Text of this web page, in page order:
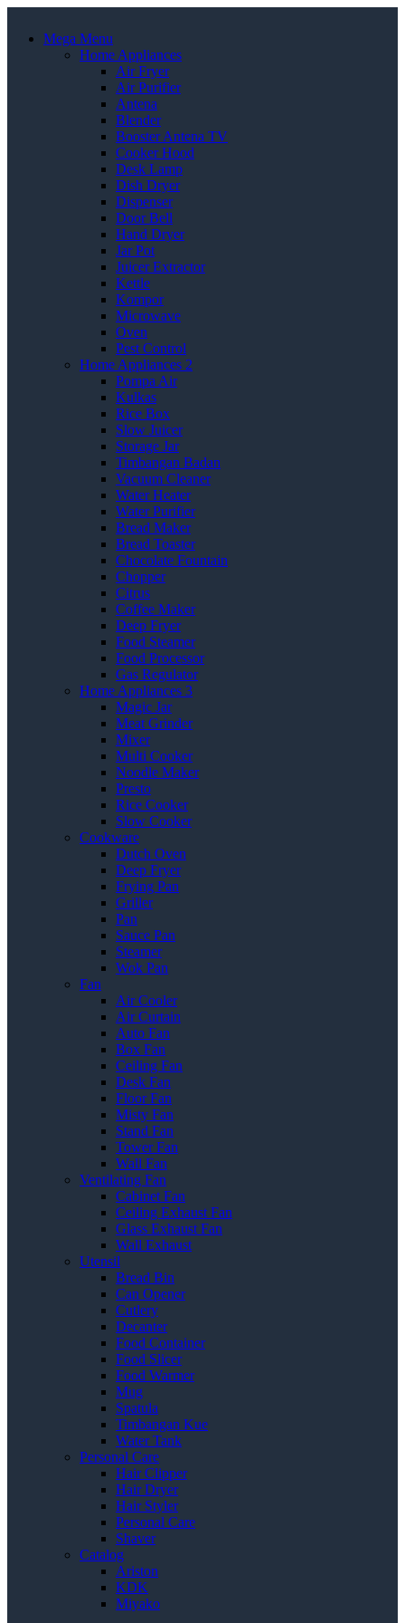
Mega Menu
Home Appliances
Air Fryer
Air Purifier
Antena
Blender
Booster Antena TV
Cooker Hood
Desk Lamp
Dish Dryer
Dispenser
Door Bell
Hand Dryer
Jar Pot
Juicer Extractor
Kettle
Kompor
Microwave
Oven
Pest Control
Home Appliances 2
Pompa Air
Kulkas
Rice Box
Slow Juicer
Storage Jar
Timbangan Badan
Vacuum Cleaner
Water Heater
Water Purifier
Bread Maker
Bread Toaster
Chocolate Fountain
Chopper
Citrus
Coffee Maker
Deep Fryer
Food Steamer
Food Processor
Gas Regulator
Home Appliances 3
Magic Jar
Meat Grinder
Mixer
Multi Cooker
Noodle Maker
Presto
Rice Cooker
Slow Cooker
Cookware
Dutch Oven
Deep Fryer
Frying Pan
Griller
Pan
Sauce Pan
Steamer
Wok Pan
Fan
Air Cooler
Air Curtain
Auto Fan
Box Fan
Ceiling Fan
Desk Fan
Floor Fan
Misty Fan
Stand Fan
Tower Fan
Wall Fan
Ventilating Fan
Cabinet Fan
Ceiling Exhaust Fan
Glass Exhaust Fan
Wall Exhaust
Utensil
Bread Bin
Can Opener
Cutlery
Decanter
Food Container
Food Slicer
Food Warmer
Mug
Spatula
Timbangan Kue
Water Tank
Personal Care
Hair Clipper
Hair Dryer
Hair Styler
Personal Care
Shaver
Catalog
Ariston
KDK
Miyako